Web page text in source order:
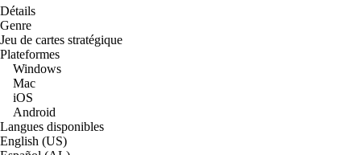
Détails
Genre
Jeu de cartes stratégique
Plateformes
Windows
Mac
iOS
Android
Langues disponibles
English (US)